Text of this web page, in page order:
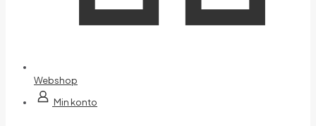
Webshop
Min konto